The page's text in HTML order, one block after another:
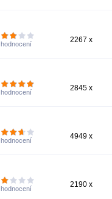
hodnocení 2267 x
hodnocení 2845 x
hodnocení 4949 x
hodnocení 2190 x